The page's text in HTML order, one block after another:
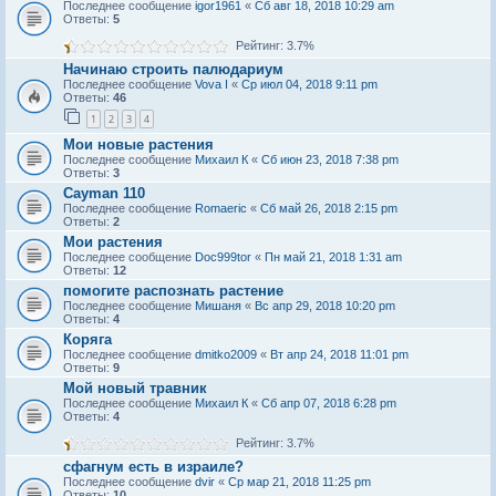
Последнее сообщение igor1961 « Сб авг 18, 2018 10:29 am
Ответы: 5
Рейтинг: 3.7%
Начинаю строить палюдариум
Последнее сообщение Vova I « Ср июл 04, 2018 9:11 pm
Ответы: 46
1 2 3 4
Мои новые растения
Последнее сообщение Михаил К « Сб июн 23, 2018 7:38 pm
Ответы: 3
Cayman 110
Последнее сообщение Romaeric « Сб май 26, 2018 2:15 pm
Ответы: 2
Мои растения
Последнее сообщение Doc999tor « Пн май 21, 2018 1:31 am
Ответы: 12
помогите распознать растение
Последнее сообщение Мишаня « Вс апр 29, 2018 10:20 pm
Ответы: 4
Коряга
Последнее сообщение dmitko2009 « Вт апр 24, 2018 11:01 pm
Ответы: 9
Мой новый травник
Последнее сообщение Михаил К « Сб апр 07, 2018 6:28 pm
Ответы: 4
Рейтинг: 3.7%
сфагнум есть в израиле?
Последнее сообщение dvir « Ср мар 21, 2018 11:25 pm